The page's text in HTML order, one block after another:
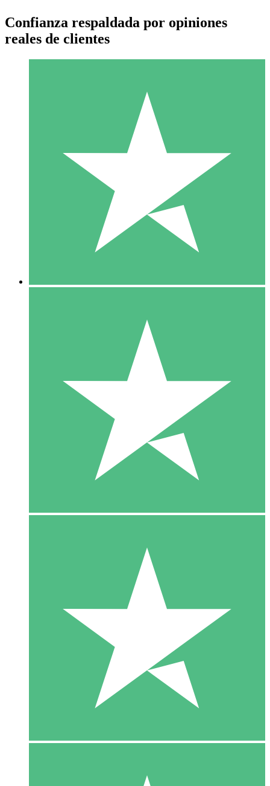
Paquetes de Créditos Individuales
Paga según el uso con créditos de descarga. Sin compromiso
10 00
10 Descargas
20 00
Confianza respaldada por opiniones
reales de clientes